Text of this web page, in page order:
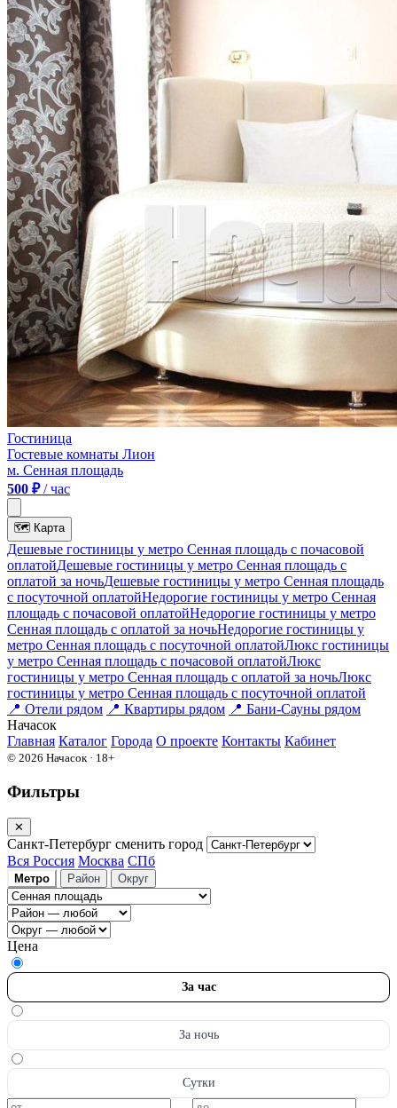
Гостиница
Гостевые комнаты Лион
м. Сенная площадь
500 ₽/ час
🗺 Карта
Дешевые гостиницы у метро Сенная площадь c почасовой
оплатойДешевые гостиницы у метро Сенная площадь с
оплатой за ночьДешевые гостиницы у метро Сенная площадь
c посуточной оплатойНедорогие гостиницы у метро Сенная
площадь c почасовой оплатойНедорогие гостиницы у метро
Сенная площадь с оплатой за ночьНедорогие гостиницы у
метро Сенная площадь c посуточной оплатойЛюкс гостиницы
у метро Сенная площадь c почасовой оплатойЛюкс
гостиницы у метро Сенная площадь с оплатой за ночьЛюкс
гостиницы у метро Сенная площадь c посуточной оплатой
📍 Отели рядом 📍 Квартиры рядом 📍 Бани-Сауны рядом
Начасок
Главная Каталог Города О проекте Контакты Кабинет
© 2026 Начасок · 18+
Фильтры
✕
Санкт-Петербург сменить город
Вся Россия Москва СПб
Метро Район Округ
Цена
За час
За ночь
Сутки